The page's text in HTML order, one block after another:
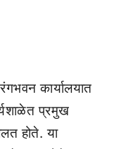
कार्यालयात
प्रमुख
होते. या